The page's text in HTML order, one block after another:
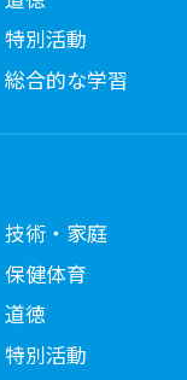
特別活動
総合的な学習
技術・家庭
保健体育
道徳
特別活動